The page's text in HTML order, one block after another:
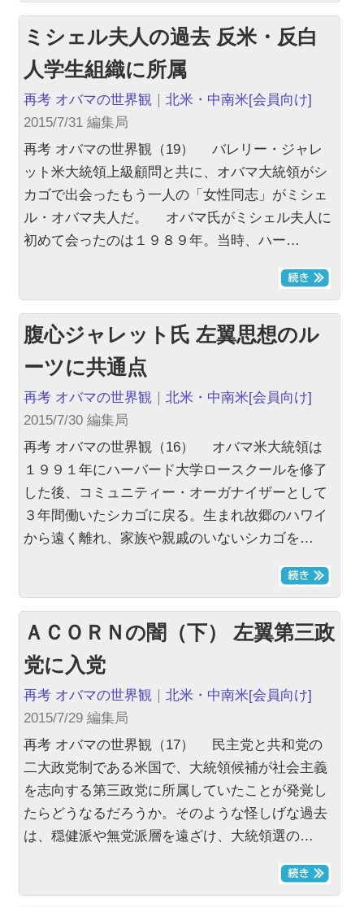
ミシェル夫人の過去 反米・反白
人学生組織に所属
再考 オバマの世界観 ｜北米・中南米[会員向け]
2015/7/31 編集局
再考 オバマの世界観（19） バレリー・ジャレ
ット米大統領上級顧問と共に、オバマ大統領がシ
カゴで出会ったもう一人の「女性同志」がミシェ
ル・オバマ夫人だ。 オバマ氏がミシェル夫人に
初めて会ったのは１９８９年。当時、ハー…
腹心ジャレット氏 左翼思想のル
ーツに共通点
再考 オバマの世界観 ｜北米・中南米[会員向け]
2015/7/30 編集局
再考 オバマの世界観（16） オバマ米大統領は
１９９１年にハーバード大学ロースクールを修了
した後、コミュニティー・オーガナイザーとして
３年間働いたシカゴに戻る。生まれ故郷のハワイ
から遠く離れ、家族や親戚のいないシカゴを…
ＡＣＯＲＮの闇（下） 左翼第三政
党に入党
再考 オバマの世界観 ｜北米・中南米[会員向け]
2015/7/29 編集局
再考 オバマの世界観（17） 民主党と共和党の
二大政党制である米国で、大統領候補が社会主義
を志向する第三政党に所属していたことが発覚し
たらどうなるだろうか。そのような怪しげな過去
は、穏健派や無党派層を遠ざけ、大統領選の…